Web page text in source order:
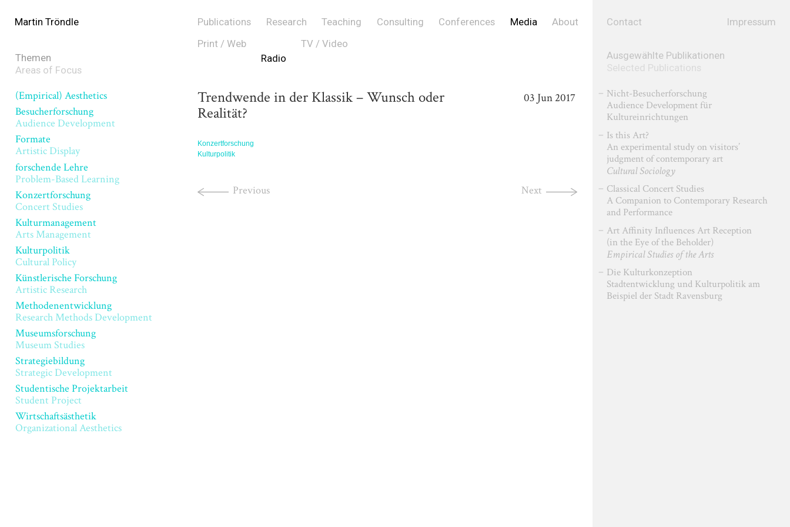
Martin Tröndle Publications Research Teaching Consulting Conferences Media About
Themen
Areas of Focus
(Empirical) Aesthetics
Besucherforschung
Audience Development
Formate
Artistic Display
forschende Lehre
Problem-Based Learning
Konzertforschung
Concert Studies
Kulturmanagement
Arts Management
Kulturpolitik
Cultural Policy
Künstlerische Forschung
Artistic Research
Methodenentwicklung
Research Methods Development
Museumsforschung
Museum Studies
Strategiebildung
Strategic Development
Studentische Projektarbeit
Student Project
Wirtschaftsästhetik
Organizational Aesthetics
Print / Web
Radio
TV / Video
Trendwende in der Klassik – Wunsch oder
Realität?
03 Jun 2017
Konzertforschung
Kulturpolitik
Previous Next
Contact Impressum
Ausgewählte Publikationen
Selected Publications
Nicht-Besucherforschung
Audience Development für
Kultureinrichtungen
Is this Art?
An experimental study on visitors’
judgment of contemporary art
Cultural Sociology
Classical Concert Studies
A Companion to Contemporary Research
and Performance
Art Affinity Influences Art Reception
(in the Eye of the Beholder)
Empirical Studies of the Arts
Die Kulturkonzeption
Stadtentwicklung und Kulturpolitik am
Beispiel der Stadt Ravensburg